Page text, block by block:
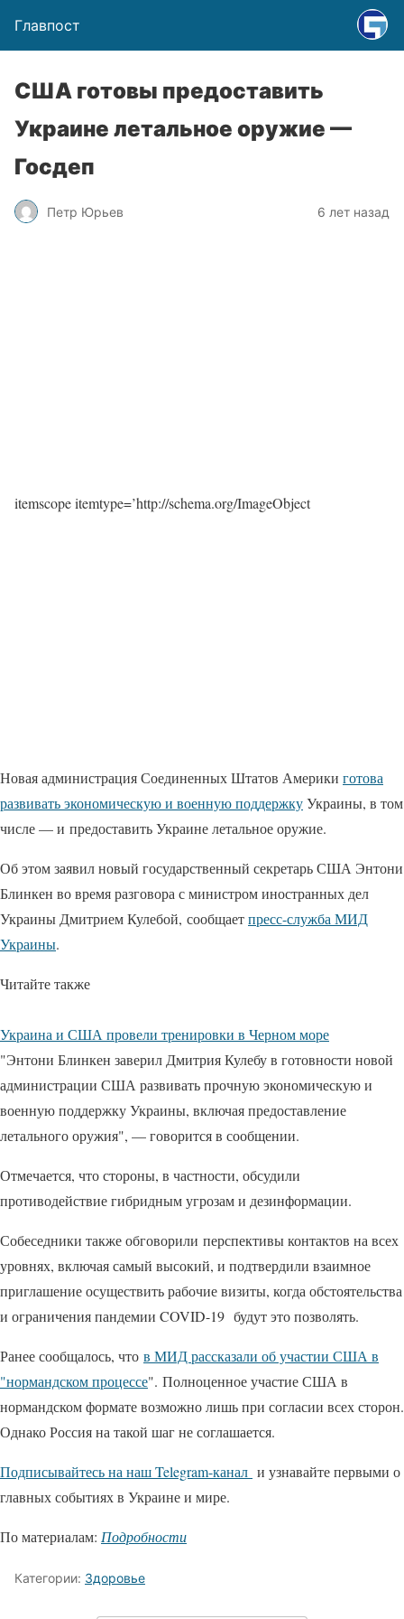
Главпост
США готовы предоставить
Украине летальное оружие —
Госдеп
Петр Юрьев 6 лет назад
itemscope itemtype=’http://schema.org/ImageObject
Новая администрация Соединенных Штатов Америки готова
развивать экономическую и военную поддержкуУкраины, в том
числе — и предоставить Украине летальное оружие.
Об этом заявил новый государственный секретарь США Энтони
Блинкен во время разговора с министром иностранных дел
Украины Дмитрием Кулебой, сообщаетпресс-служба МИД
Украины.
Читайте также
Украина и США провели тренировки в Черном море
"Энтони Блинкен заверил Дмитрия Кулебу в готовности новой
администрации США развивать прочную экономическую и
военную поддержку Украины, включая предоставление
летального оружия", — говорится в сообщении.
Отмечается, что стороны, в частности, обсудили
противодействие гибридным угрозам и дезинформации.
Собеседники также обговорили перспективы контактов на всех
уровнях, включая самый высокий, и подтвердили взаимное
приглашение осуществить рабочие визиты, когда обстоятельства
и ограничения пандемии COVID-19 будут это позволять.
Ранее сообщалось, что в МИД рассказали об участии США в
"нормандском процессе". Полноценное участие США в
нормандском формате возможно лишь при согласии всех сторон.
Однако Россия на такой шаг не соглашается.
Подписывайтесь на наш Telegram-канал и узнавайте первыми о
главных событиях в Украине и мире.
По материалам: Подробности
Категории: Здоровье